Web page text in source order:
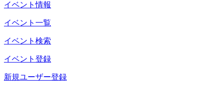
イベント情報
イベント一覧
イベント検索
イベント登録
新規ユーザー登録